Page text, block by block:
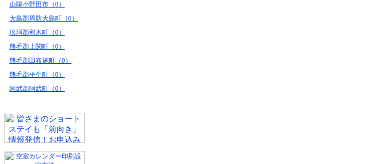
山陽小野田市（0）
大島郡周防大島町（0）
玖珂郡和木町（0）
熊毛郡上関町（0）
熊毛郡田布施町（0）
熊毛郡平生町（0）
阿武郡阿武町（0）